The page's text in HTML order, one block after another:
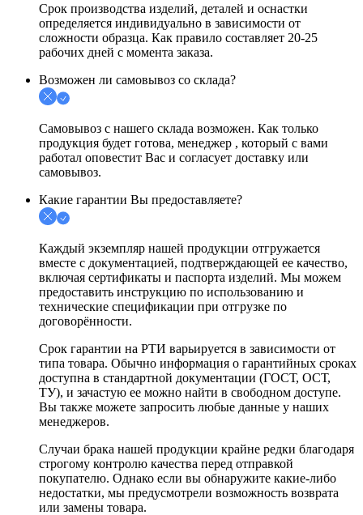
Срок производства изделий, деталей и оснастки
определяется индивидуально в зависимости от
сложности образца. Как правило составляет 20-25
рабочих дней с момента заказа.
Возможен ли самовывоз со склада?
Самовывоз с нашего склада возможен. Как только
продукция будет готова, менеджер , который с вами
работал оповестит Вас и согласует доставку или
самовывоз.
Какие гарантии Вы предоставляете?
Каждый экземпляр нашей продукции отгружается
вместе с документацией, подтверждающей ее качество,
включая сертификаты и паспорта изделий. Мы можем
предоставить инструкцию по использованию и
технические спецификации при отгрузке по
договорённости.
Срок гарантии на РТИ варьируется в зависимости от
типа товара. Обычно информация о гарантийных сроках
доступна в стандартной документации (ГОСТ, ОСТ,
ТУ), и зачастую ее можно найти в свободном доступе.
Вы также можете запросить любые данные у наших
менеджеров.
Случаи брака нашей продукции крайне редки благодаря
строгому контролю качества перед отправкой
покупателю. Однако если вы обнаружите какие-либо
недостатки, мы предусмотрели возможность возврата
или замены товара.